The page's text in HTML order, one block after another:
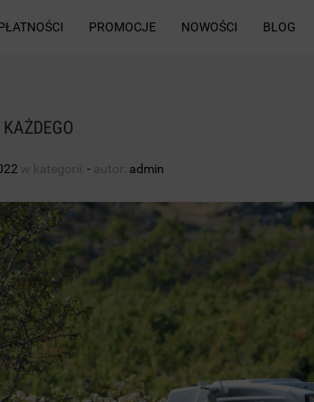
PROMOCJE NOWOŚCI BLOG
w kategorii: - autor: admin